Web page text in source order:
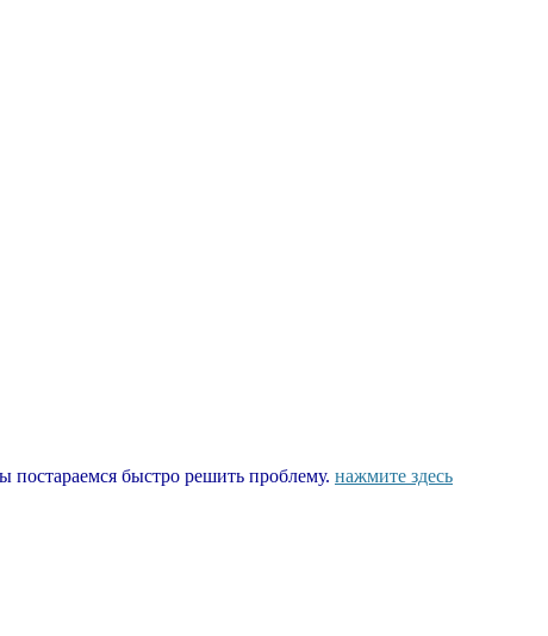
постараемся быстро решить проблему. нажмите здесь